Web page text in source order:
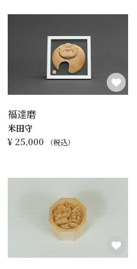
福達磨
¥ 25,000 税込
米田守